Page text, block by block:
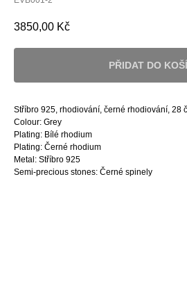
3850,00 Kč
PŘIDAT DO
Stříbro 925, rhodiování, černé rhodiování, 28
Colour: Grey
Plating: Bílé rhodium
Plating: Černé rhodium
Metal: Stříbro 925
Semi-precious stones: Černé spinely